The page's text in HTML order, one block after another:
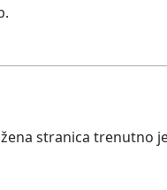
stranica trenutno